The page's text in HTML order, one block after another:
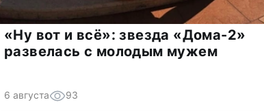
«Ну вот и всё»: звезда «Дома-2»
развелась с молодым мужем
6 августа 93